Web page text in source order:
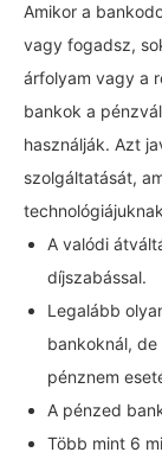
Amikor a
vagy fogadsz,
árfolyam vagy a
bankok a
használják. Azt
szolgáltatását,
A valódi
díjszabással.
Legalább
bankoknál,
pénznem
A pénzed
Több mint 6